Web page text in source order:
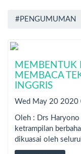
#PENGUMUMAN
MEMBENTUK
MEMBACA
INGGRIS
Wed May 20 2020
Oleh : Drs
ketrampilan
dikuasai oleh